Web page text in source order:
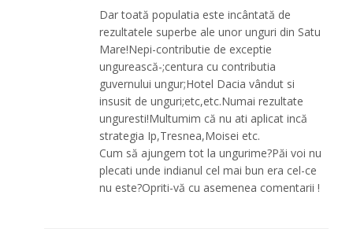
Dar toată populatia este incântată de
rezultatele superbe ale unor unguri din Satu
Mare!Nepi-contributie de exceptie
ungurească-;centura cu contributia
guvernului ungur;Hotel Dacia vândut si
insusit de unguri;etc,etc.Numai rezultate
unguresti!Multumim că nu ati aplicat incă
strategia Ip,Tresnea,Moisei etc.
Cum să ajungem tot la ungurime?Păi voi nu
plecati unde indianul cel mai bun era cel-ce
nu este?Opriti-vă cu asemenea comentarii !